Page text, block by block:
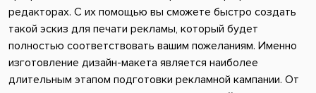
редакторах. С их помощью вы сможете быстро создать
такой эскиз для печати рекламы, который будет
полностью соответствовать вашим пожеланиям. Именно
изготовление дизайн-макета является наиболее
длительным этапом подготовки рекламной кампании. От